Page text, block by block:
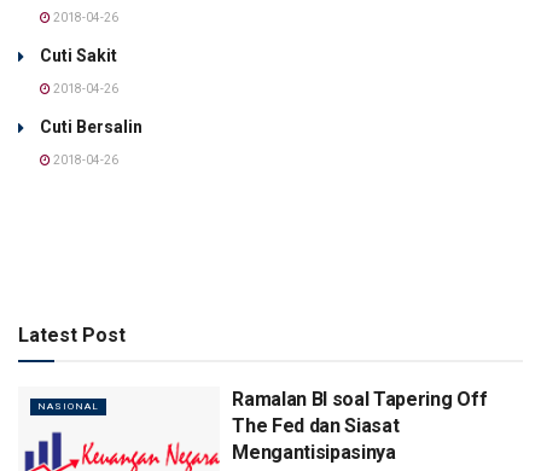
2018-04-26
Cuti Sakit
2018-04-26
Cuti Bersalin
2018-04-26
Latest Post
NASIONAL
Ramalan BI soal Tapering Off
The Fed dan Siasat
Mengantisipasinya